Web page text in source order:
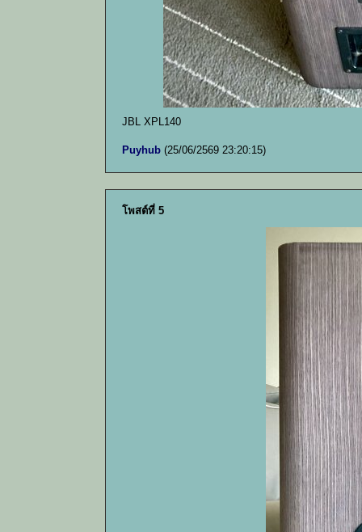
JBL XPL140
Puyhub (25/06/2569 23:20:15)
โพสต์ที่ 5